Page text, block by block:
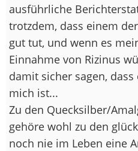
ausführliche
trotzdem, dass einem
gut tut, und wenn es
Einnahme von Rizinus
damit sicher sagen,
mich ist...
Zu den Quecksilber/
gehöre wohl zu den
noch nie im Leben eine